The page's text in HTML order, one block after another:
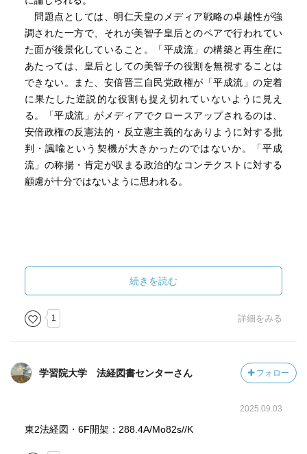
問題点としては、明仁天皇のメディア戦略の卓越性が強
調された一方で、それが美智子皇后とのペアで行われてい
た面が後景化していること。「平成流」の構築と再生産に
あたっては、皇后としての美智子の役割を無視することは
できない。また、安倍晋三自民党政権が「平成流」の定着
に果たした逆説的な役割も捉え切れていないように見え
る。「平成流」がメディアでクロースアップされるのは、
安倍政権の反憲法的・反立憲主義的なありように対する批
判・諷喩という契機が大きかったのではないか。「平成
流」の称揚・肯定が収まる政治的なコンテクストに対する
顧慮が十分ではないように思われる。
続きを読む
1 詳細をみる
学習院大学 法経図書センターさん フォロー
2025.09.03
東2法経図・6F開架：288.4A/Mo82s//K